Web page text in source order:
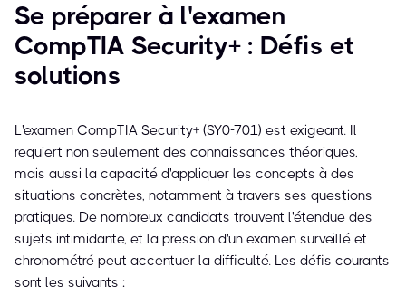
Se préparer à l'examen
CompTIA Security+ : Défis et
solutions
L'examen CompTIA Security+ (SY0-701) est exigeant. Il
requiert non seulement des connaissances théoriques,
mais aussi la capacité d'appliquer les concepts à des
situations concrètes, notamment à travers ses questions
pratiques. De nombreux candidats trouvent l'étendue des
sujets intimidante, et la pression d'un examen surveillé et
chronométré peut accentuer la difficulté. Les défis courants
sont les suivants :